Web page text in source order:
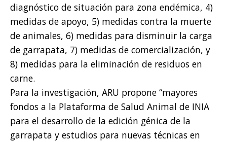
diagnóstico de situación para zona endémica, 4)
medidas de apoyo, 5) medidas contra la muerte
de animales, 6) medidas para disminuir la carga
de garrapata, 7) medidas de comercialización, y
8) medidas para la eliminación de residuos en
carne.
Para la investigación, ARU propone “mayores
fondos a la Plataforma de Salud Animal de INIA
para el desarrollo de la edición génica de la
garrapata y estudios para nuevas técnicas en